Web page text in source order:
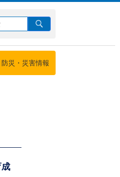
防災・災害情報